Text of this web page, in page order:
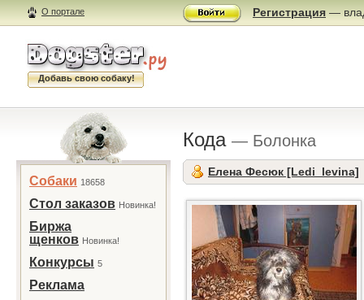
О портале Регистрация —
Добавь свою собаку!
Собаки 18658
Стол заказов Новинка!
Биржа
щенков Новинка!
Конкурсы 5
Реклама
Кода — Болонка
Елена Фесюк [Ledi_levina]